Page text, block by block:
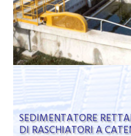
SEDIMENTATORE
DI RASCHIATORI A